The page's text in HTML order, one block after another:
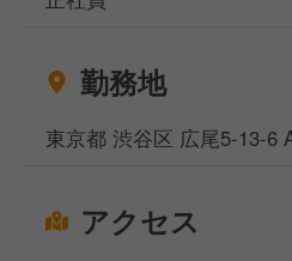
勤務地
東京都 渋谷区 広尾5-13-6
アクセス